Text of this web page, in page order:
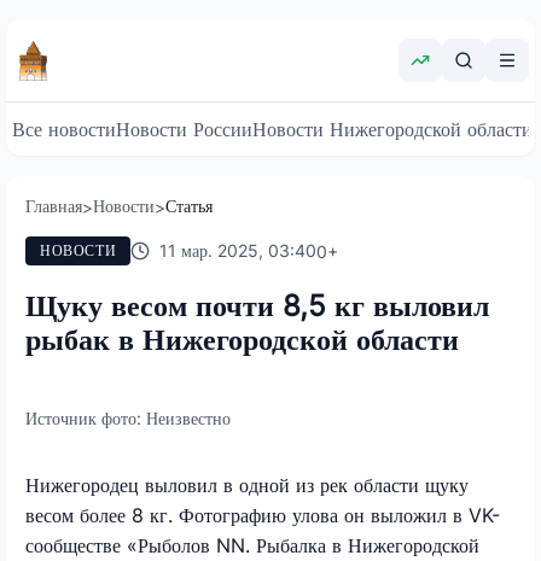
Все новостиНовости РоссииНовости Нижегородской области
Главная>Новости>Статья
НОВОСТИ 11 мар. 2025, 03:400+
Щуку весом почти 8,5 кг выловил
рыбак в Нижегородской области
Источник фото: Неизвестно
Нижегородец выловил в одной из рек области щуку
весом более 8 кг. Фотографию улова он выложил в VK-
сообществе «Рыболов NN. Рыбалка в Нижегородской